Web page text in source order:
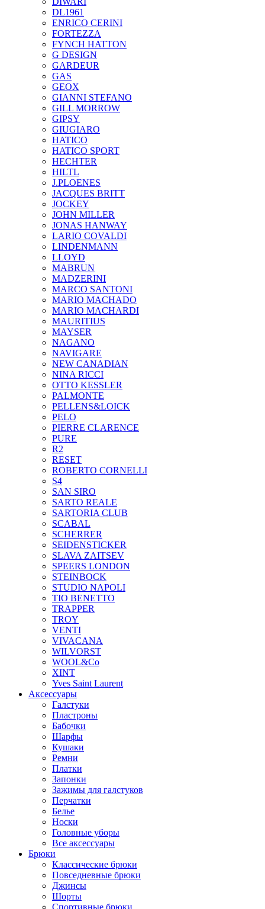
DL1961
ENRICO CERINI
FORTEZZA
FYNCH HATTON
G DESIGN
GARDEUR
GAS
GEOX
GIANNI STEFANO
GILL MORROW
GIPSY
GIUGIARO
HATICO
HATICO SPORT
HECHTER
HILTL
J.PLOENES
JAСQUES BRITT
JOCKEY
JOHN MILLER
JONAS HANWAY
LARIO COVALDI
LINDENMANN
LLOYD
MABRUN
MADZERINI
MARCO SANTONI
MARIO MACHADO
MARIO MACHARDI
MAURITIUS
MAYSER
NAGANO
NAVIGARE
NEW CANADIAN
NINA RICCI
OTTO KESSLER
PALMONTE
PELLENS&LOICK
PELO
PIERRE CLARENCE
PURE
R2
RESET
ROBERTO CORNELLI
S4
SAN SIRO
SARTO REALE
SARTORIA CLUB
SCABAL
SCHERRER
SEIDENSTICKER
SLAVA ZAITSEV
SPEERS LONDON
STEINBOCK
STUDIO NAPOLI
TIO BENETTO
TRAPPER
TROY
VENTI
VIVACANA
WILVORST
WOOL&Co
XINT
Yves Saint Laurent
Аксессуары
Галстуки
Пластроны
Бабочки
Шарфы
Кушаки
Ремни
Платки
Запонки
Зажимы для галстуков
Перчатки
Белье
Носки
Головные уборы
Все аксессуары
Брюки
Классические брюки
Повседневные брюки
Джинсы
Шорты
Спортивные брюки